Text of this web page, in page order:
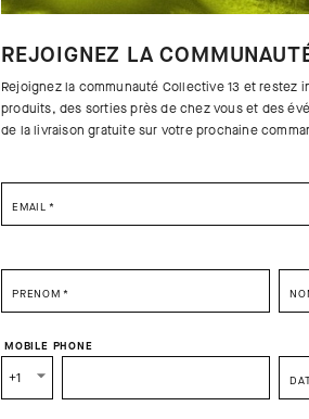
SELECT YOUR
REJOIGNEZ LA
Rejoignez la communauté Collective 13 et restez
produits, des sorties près de chez vous et des
de la livraison gratuite sur votre prochaine
EMAIL *
PRÉNOM *
MOBILE PHONE
+1